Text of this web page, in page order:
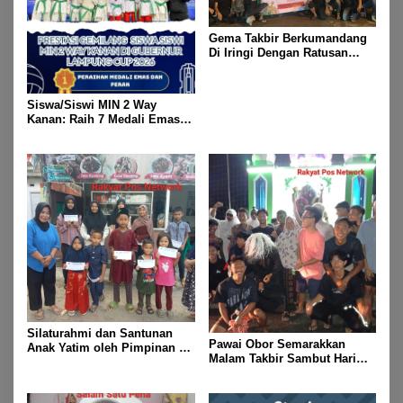
Siswa/Siswi MIN 2 Way
Kanan: Raih 7 Medali Emas
Taekwondo Championship
2026
Gema Takbir Berkumandang
Di Iringi Dengan Ratusan
Silaturahmi dan Santunan
Anak Yatim oleh Pimpinan PT
Pawai Obor Semarakkan
Malam Takbir Sambut Hari